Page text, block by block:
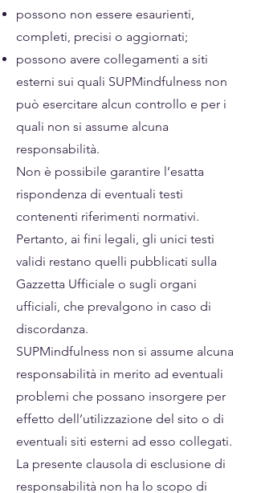
possono non essere esaurienti,
completi, precisi o aggiornati;
possono avere collegamenti a siti
esterni sui quali SUPMindfulness non
può esercitare alcun controllo e per i
quali non si assume alcuna
responsabilità.
Non è possibile garantire l’esatta
rispondenza di eventuali testi
contenenti riferimenti normativi.
Pertanto, ai fini legali, gli unici testi
validi restano quelli pubblicati sulla
Gazzetta Ufficiale o sugli organi
ufficiali, che prevalgono in caso di
discordanza.
SUPMindfulness non si assume alcuna
responsabilità in merito ad eventuali
problemi che possano insorgere per
effetto dell’utilizzazione del sito o di
eventuali siti esterni ad esso collegati.
La presente clausola di esclusione di
responsabilità non ha lo scopo di